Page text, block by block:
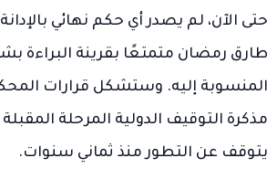
حتى الآن، لم يصدر أي حكم نهائي
طارق رمضان متمتعًا بقرينة البراءة
المنسوبة إليه. وستشكل قرارات
مذكرة التوقيف الدولية المرحلة
يتوقف عن التطور منذ ثماني سنوات.